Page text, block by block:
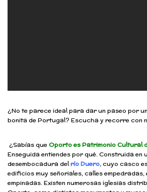
¿No te parece ideal para dar un paseo por
bonita de Portugal? Escucha y recorre con
¿Sabías queOporto es Patrimonio Cultural
Enseguida entiendes por qué. Construida en
desembocadura delrío Duero, cuyo casco
edificios muy señoriales, calles
empinadas. Existen numerosas iglesias